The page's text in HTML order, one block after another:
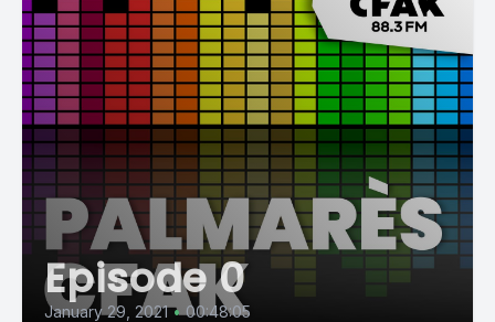
Episode 0
January 29, 2021 • 00:48:05